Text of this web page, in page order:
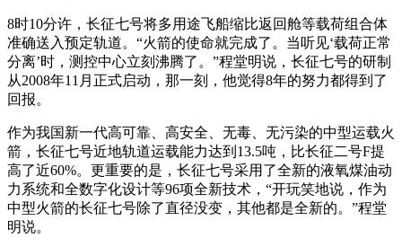
8时10分许，长征七号将多用途飞船缩比返回舱等载荷组合体
准确送入预定轨道。“火箭的使命就完成了。当听见‘载荷正常
分离’时，测控中心立刻沸腾了。”程堂明说，长征七号的研制
从2008年11月正式启动，那一刻，他觉得8年的努力都得到了
回报。
作为我国新一代高可靠、高安全、无毒、无污染的中型运载火
箭，长征七号近地轨道运载能力达到13.5吨，比长征二号F提
高了近60%。更重要的是，长征七号采用了全新的液氧煤油动
力系统和全数字化设计等96项全新技术，“开玩笑地说，作为
中型火箭的长征七号除了直径没变，其他都是全新的。”程堂
明说。